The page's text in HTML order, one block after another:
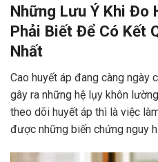
Những Lưu Ý Khi Đo
Phải Biết Để Có Kết
Nhất
Cao huyết áp đang càng ngày
gây ra những hệ lụy khôn
theo dõi huyết áp thì là việc
được những biến chứng nguy